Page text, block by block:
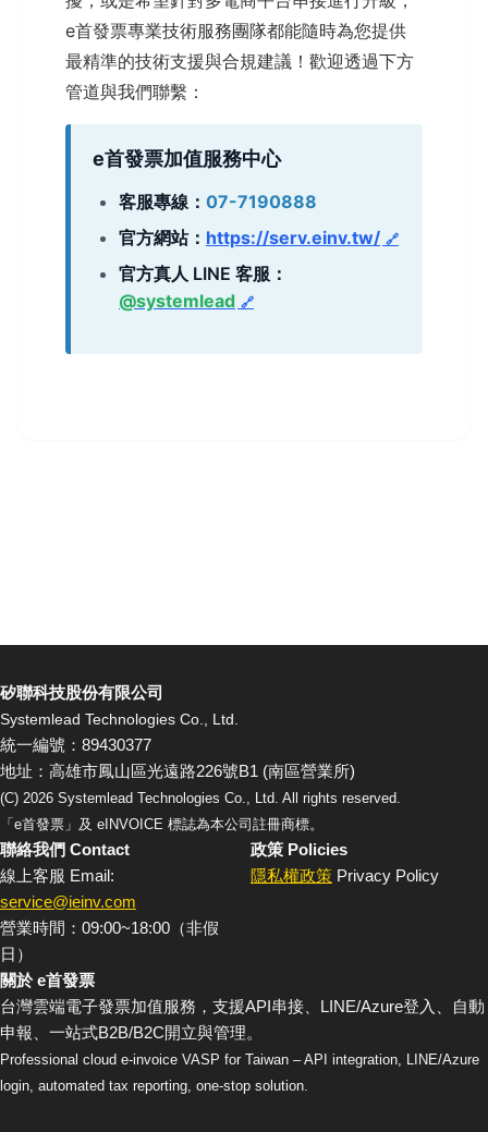
e首發票專業技術服務團隊都能隨時為您提供
最精準的技術支援與合規建議！歡迎透過下方
管道與我們聯繫：
e首發票加值服務中心
客服專線： 07-7190888
官方網站： https://serv.einv.tw/
官方真人 LINE 客服：
@systemlead
矽聯科技股份有限公司
Systemlead Technologies Co., Ltd.
統一編號：89430377
地址：高雄市鳳山區光遠路226號B1 (南區營業所)
(C) 2026 Systemlead Technologies Co., Ltd. All rights reserved.
「e首發票」及 eINVOICE 標誌為本公司註冊商標。
聯絡我們 Contact
線上客服 Email:
service@ieinv.com
營業時間：09:00~18:00（非假
日）
政策 Policies
隱私權政策 Privacy Policy
關於 e首發票
台灣雲端電子發票加值服務，支援API串接、LINE/Azure登入、自動
申報、一站式B2B/B2C開立與管理。
Professional cloud e-invoice VASP for Taiwan – API integration, LINE/Azure
login, automated tax reporting, one-stop solution.